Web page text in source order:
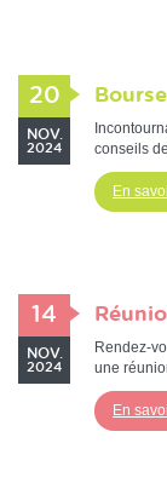
20
NOV.
2024
conseils
En
14
NOV.
2024
Rendez-
une
En